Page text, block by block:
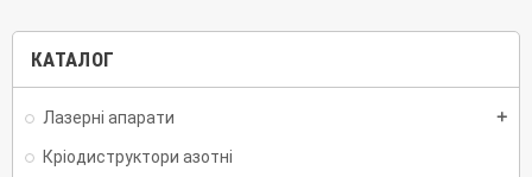
КАТАЛОГ
Лазерні апарати add
Кріодиструктори азотні